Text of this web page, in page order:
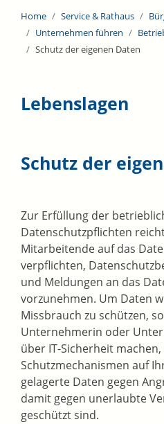
Home Service & Rathaus
Unternehmen führen
Schutz der eigenen Daten
Lebenslagen
Schutz der
Zur Erfüllung der
Datenschutzpflichten
Mitarbeitende auf das
verpflichten,
und Meldungen an das
vorzunehmen. Um Daten
Missbrauch zu schützen,
Unternehmerin oder
über IT-Sicherheit
Schutzmechanismen auf
gelagerte Daten gegen
damit gegen unerlaubte
geschützt sind.